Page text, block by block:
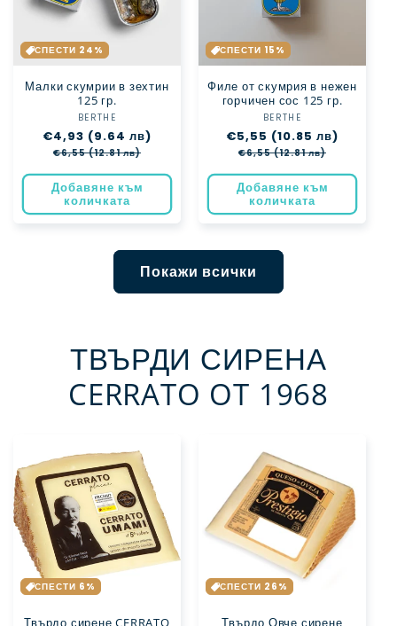
СПЕСТИ 24%
Малки скумрии в зехтин
125 гр.
Доставчик:
BERTHE
Обичайна
цена
€4,93 (9.64 лв)
€6,55 (12.81 лв)
Добавяне към
количката
СПЕСТИ 15%
Филе от скумрия в нежен
горчичен сос 125 гр.
Доставчик:
BERTHE
Обичайна
цена
€5,55 (10.85 лв)
€6,55 (12.81 лв)
Добавяне към
количката
Покажи всички
ТВЪРДИ СИРЕНА
CERRATO OT 1968
СПЕСТИ 6%
Твърдо сирене CERRATO
СПЕСТИ 26%
Твърдо Овче сирене